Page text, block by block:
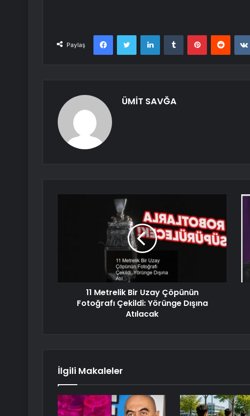
Paylaş
FacebookTwitter LinkedInTumblr PinterestReddit
ÜMİT SAVĞA
11 Metrelik Bir Uzay Çöpünün
Fotoğrafı Çekildi: Yörünge Dışına
Atılacak
İlgili Makaleler